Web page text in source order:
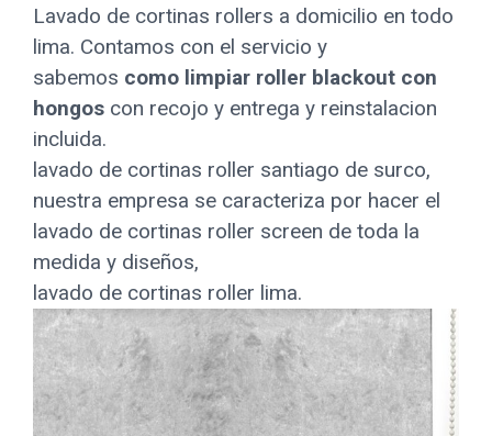
Lavado de cortinas rollers a domicilio en todo
lima. Contamos con el servicio y
sabemos como limpiar roller blackout con
hongos con recojo y entrega y reinstalacion
incluida.
lavado de cortinas roller santiago de surco,
nuestra empresa se caracteriza por hacer el
lavado de cortinas roller screen de toda la
medida y diseños,
lavado de cortinas roller lima.